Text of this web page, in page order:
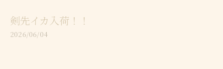
剣先イカ入荷！！
2026/06/04